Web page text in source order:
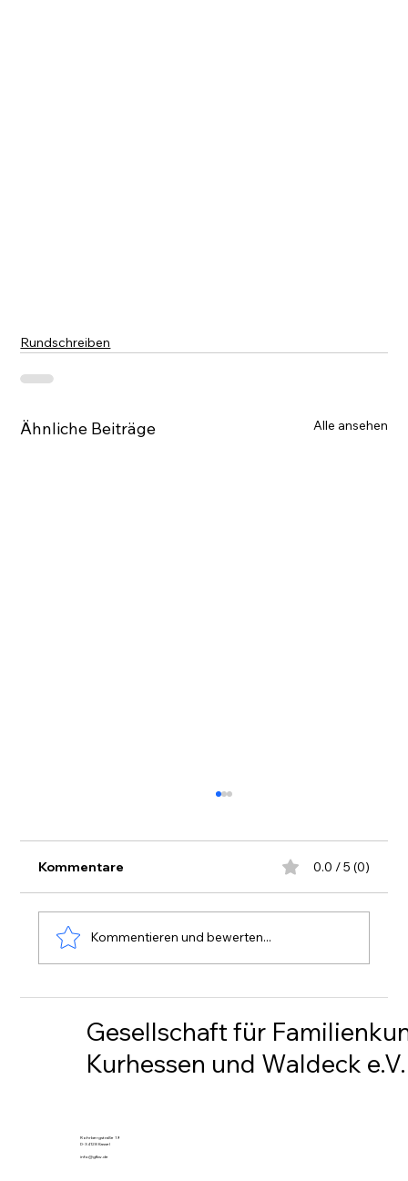
Rundschreiben
Ähnliche Beiträge Alle ansehen
Kommentare 0.0 / 5 (0)
Kommentieren und bewerten...
Gesellschaft für
Kurhessen und Waldeck e.V.
Rohrbergstraße 19
D-34128 Kassel
info@gfkw.de